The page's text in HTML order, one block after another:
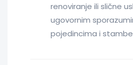
renoviranje ili slične
ugovornim
pojedincima i